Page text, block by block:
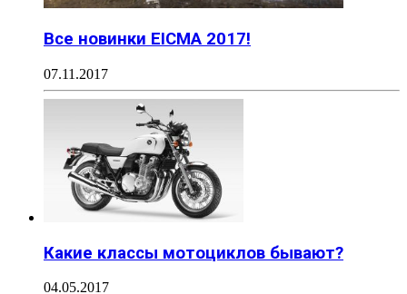
Все новинки EICMA 2017!
07.11.2017
Какие классы мотоциклов бывают?
04.05.2017